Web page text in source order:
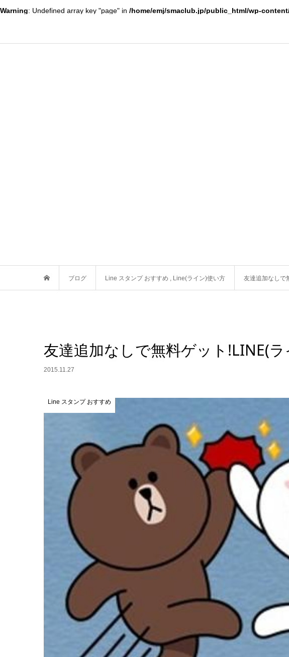
Warning: Undefined array key "page" in /home/emj/smaclub.jp/public_html/wp-
ブログ Line スタンプ おすすめ , Line(ライン)使い方 友達追加なしで
友達追加なしで無料ゲット!LINE(
2015.11.27
Line スタンプ おすすめ